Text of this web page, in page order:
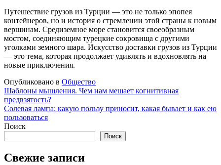
Путешествие грузов из Турции — это не только эпопея
контейнеров, но и история о стремлении этой страны к новым
вершинам. Средиземное море становится своеобразным
мостом, соединяющим турецкие сокровища с другими
уголками земного шара. Искусство доставки грузов из Турции
— это тема, которая продолжает удивлять и вдохновлять на
новые приключения.
Опубликовано в Общество
Навигация
по
записям
Шаблоны мышления. Чем нам мешает когнитивная
предвзятость?
Солевая лампа: какую пользу приносит, какая бывает и как ею
пользоваться
Поиск
Поиск
Свежие записи